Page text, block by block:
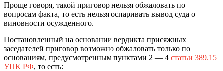
Проще говоря, такой приговор нельзя обжаловать по
вопросам факта, то есть нельзя оспаривать вывод суда о
виновности осужденного.
Постановленный на основании вердикта присяжных
заседателей приговор возможно обжаловать только по
основаниям, предусмотренным пунктами 2 — 4 статьи 389.15
УПК РФ, то есть: